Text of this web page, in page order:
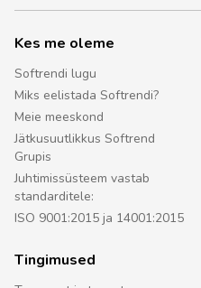
Kes me oleme
Softrendi lugu
Miks eelistada Softrendi?
Meie meeskond
Jätkusuutlikkus Softrend
Grupis
Juhtimissüsteem vastab
standarditele:
ISO 9001:2015 ja 14001:2015
Tingimused